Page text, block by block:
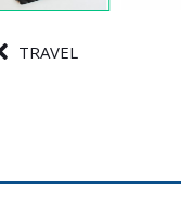
TRAVEL